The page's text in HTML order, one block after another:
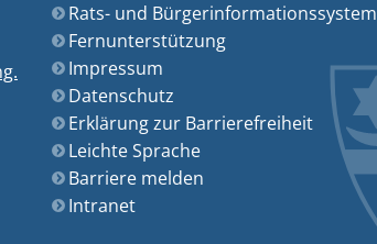
Rats- und Bürgerinformationssystem
Fernunterstützung
Impressum
Datenschutz
Erklärung zur Barrierefreiheit
Leichte Sprache
Barriere melden
Intranet